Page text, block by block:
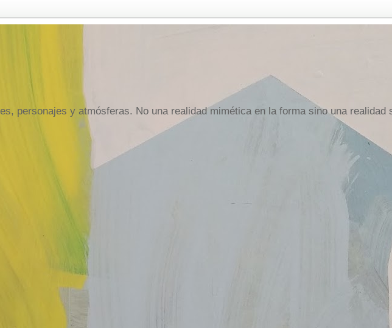
personajes y atmósferas. No una realidad mimética en la forma sino una realidad